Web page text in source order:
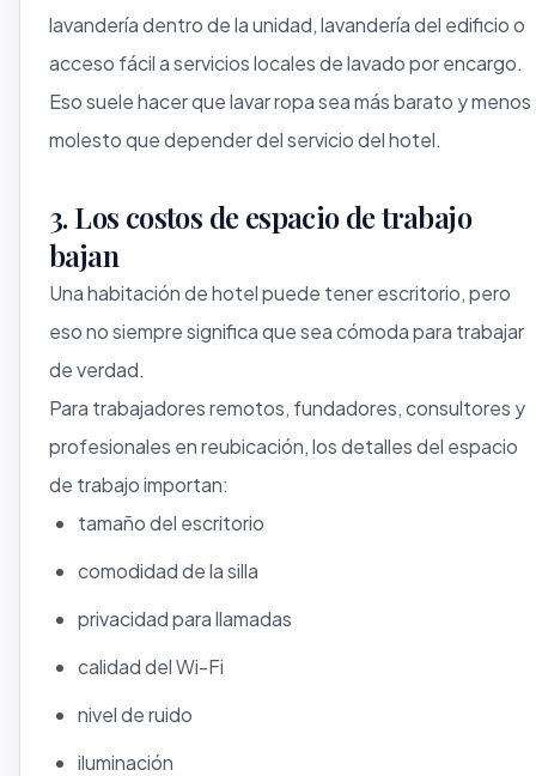
lavandería dentro de la unidad, lavandería del edificio o
acceso fácil a servicios locales de lavado por encargo.
Eso suele hacer que lavar ropa sea más barato y menos
molesto que depender del servicio del hotel.
3. Los costos de espacio de trabajo
bajan
Una habitación de hotel puede tener escritorio, pero
eso no siempre significa que sea cómoda para trabajar
de verdad.
Para trabajadores remotos, fundadores, consultores y
profesionales en reubicación, los detalles del espacio
de trabajo importan:
tamaño del escritorio
comodidad de la silla
privacidad para llamadas
calidad del Wi-Fi
nivel de ruido
iluminación